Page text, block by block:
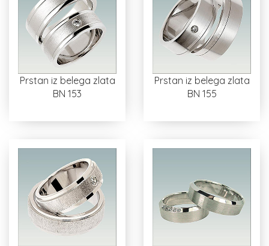
Prstan iz belega zlata
BN 153
Prstan iz belega zlata
BN 155